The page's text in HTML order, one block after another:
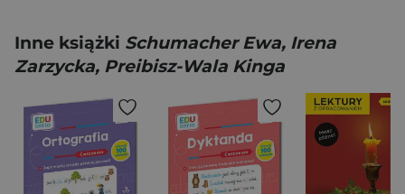
Inne książki Schumacher Ewa, Irena
Zarzycka, Preibisz-Wala Kinga